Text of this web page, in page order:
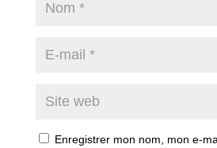
Enregistrer mon nom, mon e-